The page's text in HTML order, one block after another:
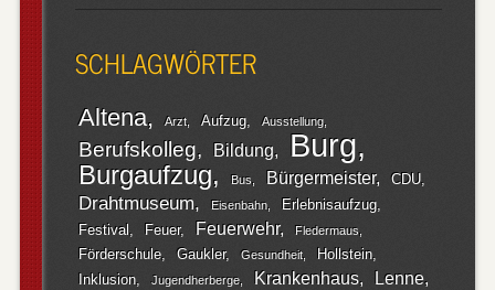
SCHLAGWÖRTER
Altena Arzt Aufzug Ausstellung
Berufskolleg Bildung Burg
Burgaufzug Bus Bürgermeister CDU
Drahtmuseum Eisenbahn
Erlebnisaufzug
Festival
Feuer Feuerwehr Fledermaus
Förderschule Gaukler Gesundheit
Hollstein
Inklusion
Jugendherberge Krankenhaus Lenne